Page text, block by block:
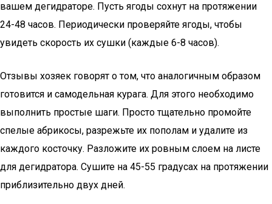
вашем дегидраторе. Пусть ягоды сохнут на протяжении
24-48 часов. Периодически проверяйте ягоды, чтобы
увидеть скорость их сушки (каждые 6-8 часов).
Отзывы хозяек говорят о том, что аналогичным образом
готовится и самодельная курага. Для этого необходимо
выполнить простые шаги. Просто тщательно промойте
спелые абрикосы, разрежьте их пополам и удалите из
каждого косточку. Разложите их ровным слоем на листе
для дегидратора. Сушите на 45-55 градусах на протяжении
приблизительно двух дней.